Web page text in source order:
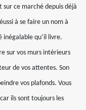
ce marché depuis déjà
à se faire un nom à
inégalable qu’il livre.
sur vos murs intérieurs
de vos attentes. Son
vos plafonds. Vous
ils sont toujours les